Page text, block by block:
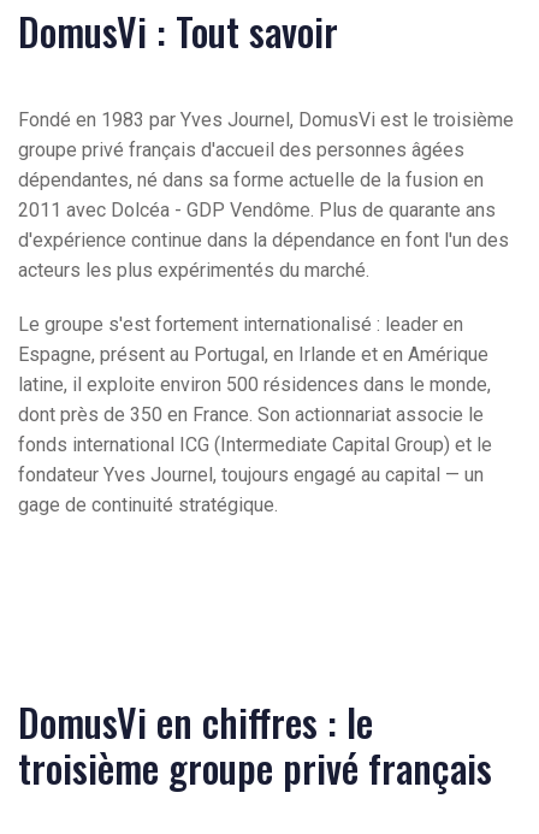
DomusVi : Tout savoir
Fondé en 1983 par Yves Journel, DomusVi est le troisième
groupe privé français d'accueil des personnes âgées
dépendantes, né dans sa forme actuelle de la fusion en
2011 avec Dolcéa - GDP Vendôme. Plus de quarante ans
d'expérience continue dans la dépendance en font l'un des
acteurs les plus expérimentés du marché.
Le groupe s'est fortement internationalisé : leader en
Espagne, présent au Portugal, en Irlande et en Amérique
latine, il exploite environ 500 résidences dans le monde,
dont près de 350 en France. Son actionnariat associe le
fonds international ICG (Intermediate Capital Group) et le
fondateur Yves Journel, toujours engagé au capital — un
gage de continuité stratégique.
DomusVi en chiffres : le
troisième groupe privé français